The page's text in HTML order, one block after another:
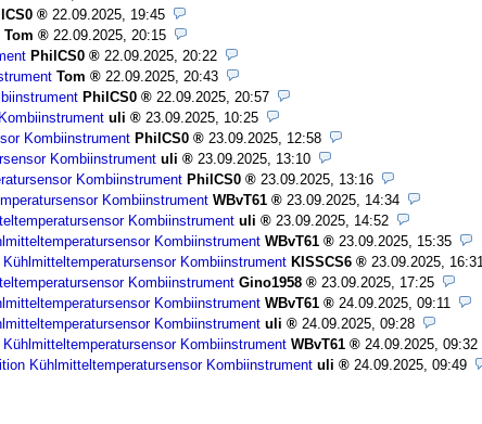
22.09.2025, 19:45
Tom
22.09.2025, 20:15
PhilCS0
22.09.2025, 20:22
Tom
22.09.2025, 20:43
PhilCS0
22.09.2025, 20:57
uli
23.09.2025, 10:25
Kombiinstrument PhilCS0
23.09.2025, 12:58
Kombiinstrument uli
23.09.2025, 13:10
Kombiinstrument PhilCS0
23.09.2025, 13:16
Kombiinstrument WBvT61
23.09.2025, 14:34
Kombiinstrument uli
23.09.2025, 14:52
Kombiinstrument WBvT61
23.09.2025, 15:35
Kühlmitteltemperatursensor Kombiinstrument KISSCS6
23.09.2025, 16:31
Kombiinstrument Gino1958
23.09.2025, 17:25
Kombiinstrument WBvT61
24.09.2025, 09:11
Kombiinstrument uli
24.09.2025, 09:28
Kühlmitteltemperatursensor Kombiinstrument WBvT61
24.09.2025, 09:32
Kühlmitteltemperatursensor Kombiinstrument uli 24.09.2025, 09:49